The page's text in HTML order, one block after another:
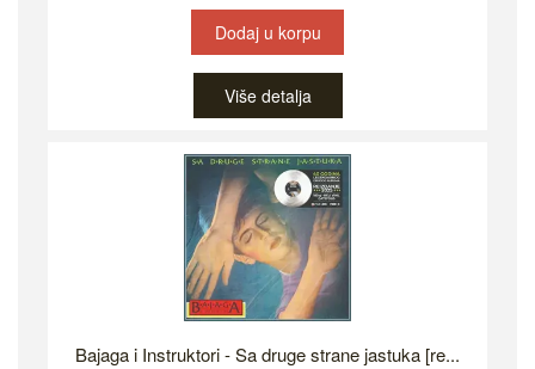
Dodaj u korpu
Više detalja
Bajaga i Instruktori - Sa druge strane jastuka [re...